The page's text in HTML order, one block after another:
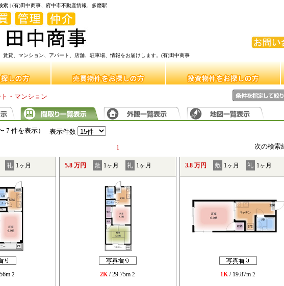
索 | (有)田中商事、府中市不動産情報、多磨駅
賃貸、マンション、アパート、店舗、駐車場、情報をお届けします。(有)田中商事
・マンション
7 件を表示） 表示件数
1 次の検
礼 1ヶ月
2
5.8 万円 敷 1ヶ月 礼 1ヶ月
2K/ 29.75m 2
3.8 万円 敷 1ヶ月 礼 1ヶ月
1K/ 19.87m 2